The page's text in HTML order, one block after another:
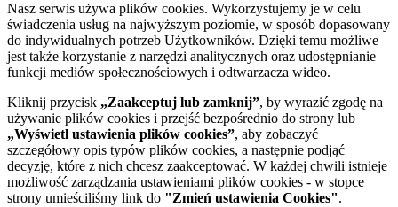
Nasz serwis używa plików cookies. Wykorzystujemy je w celu
świadczenia usług na najwyższym poziomie, w sposób dopasowany
do indywidualnych potrzeb Użytkowników. Dzięki temu możliwe
jest także korzystanie z narzędzi analitycznych oraz udostępnianie
funkcji mediów społecznościowych i odtwarzacza wideo.
Kliknij przycisk „Zaakceptuj lub zamknij”, by wyrazić zgodę na
używanie plików cookies i przejść bezpośrednio do strony lub
„Wyświetl ustawienia plików cookies”, aby zobaczyć
szczegółowy opis typów plików cookies, a następnie podjąć
decyzję, które z nich chcesz zaakceptować. W każdej chwili istnieje
możliwość zarządzania ustawieniami plików cookies - w stopce
strony umieściliśmy link do "Zmień ustawienia Cookies".